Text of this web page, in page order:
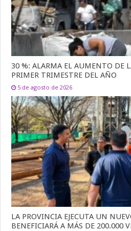
30 %: ALARMA EL AUMENTO DE
PRIMER TRIMESTRE DEL AÑO
5 de agosto de 2026
LA PROVINCIA EJECUTA UN
BENEFICIARÁ A MÁS DE 200.000